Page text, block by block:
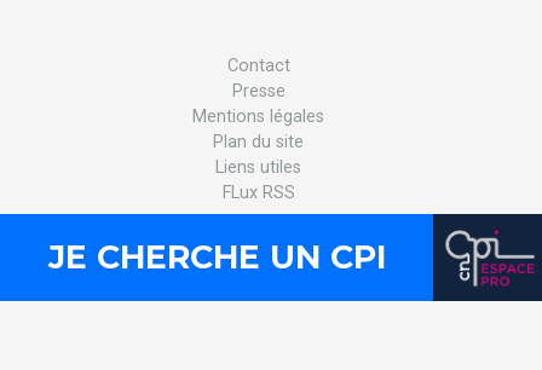
Contact
Presse
Mentions légales
Plan du site
Liens utiles
FLux RSS
JE CHERCHE UN CPI